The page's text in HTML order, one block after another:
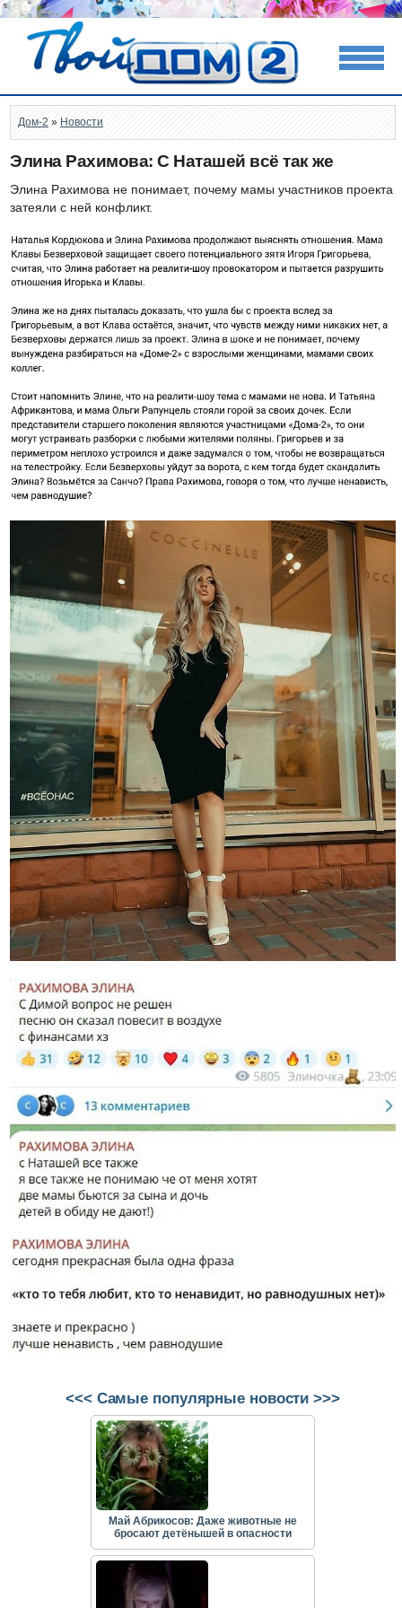
Дом-2 » Новости
Элина Рахимова: С Наташей всё так же
Элина Рахимова не понимает, почему мамы участников проекта
затеяли с ней конфликт.
<<< Самые популярные новости >>>
Май Абрикосов: Даже животные не
бросают детёнышей в опасности